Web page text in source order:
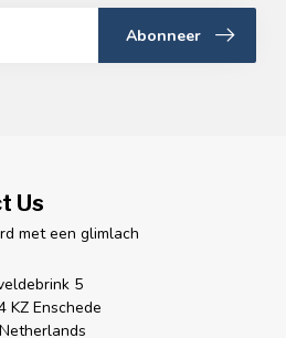
Abonneer
Us
met een glimlach
5
KZ Enschede